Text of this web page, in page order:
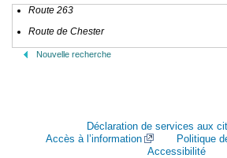
Route 263
Route de Chester
Nouvelle recherche
Déclaration de services aux
Accès à l’information
Politique
Accessibilité